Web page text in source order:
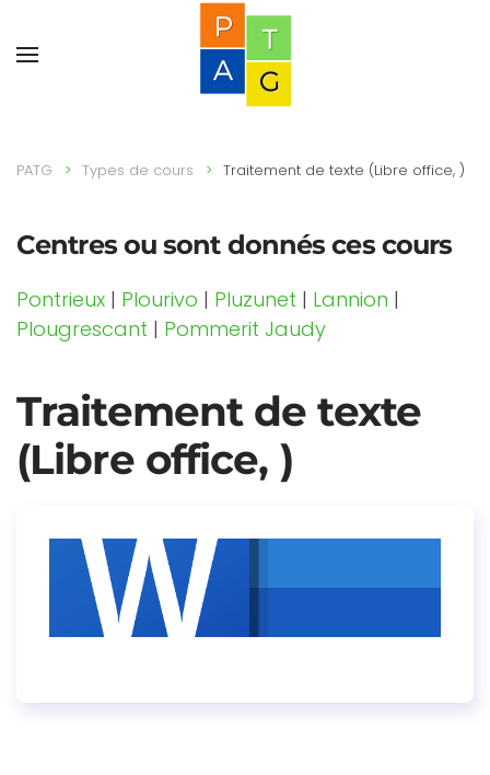
PATG Types de cours Traitement de texte (Libre office, )
Centres ou sont donnés ces cours
Pontrieux | Plourivo | Pluzunet | Lannion |
Plougrescant | Pommerit Jaudy
Traitement de texte
(Libre office, )